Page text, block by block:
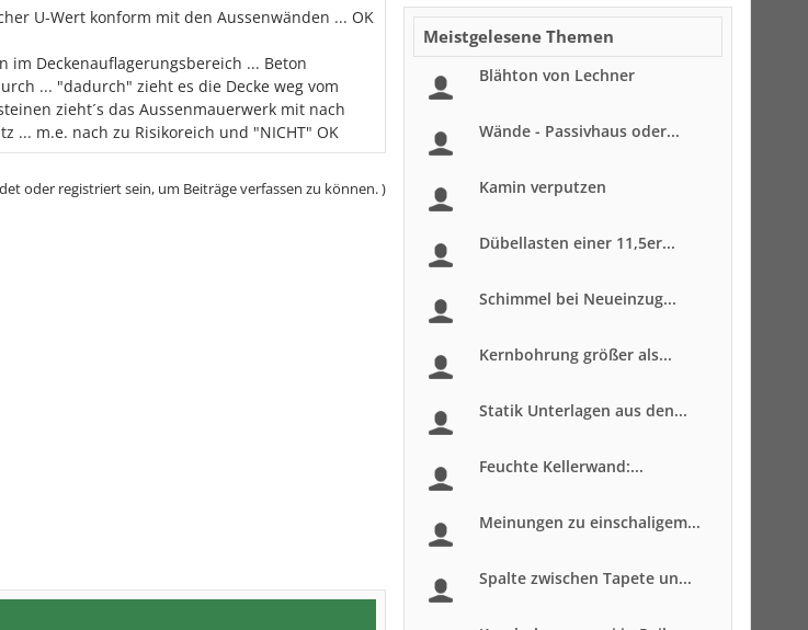
U-Wert konform mit den Aussenwänden ... OK
im Deckenauflagerungsbereich ... Beton
... "dadurch" zieht es die Decke weg vom
zieht´s das Aussenmauerwerk mit nach
... m.e. nach zu Risikoreich und "NICHT" OK
oder registriert sein, um Beiträge verfassen zu können. )
Meistgelesene Themen
Blähton von Lechner
Wände - Passivhaus oder...
Kamin verputzen
Dübellasten einer 11,5er...
Schimmel bei Neueinzug...
Kernbohrung größer als...
Statik Unterlagen aus den...
Feuchte Kellerwand:...
Meinungen zu einschaligem...
Spalte zwischen Tapete un...